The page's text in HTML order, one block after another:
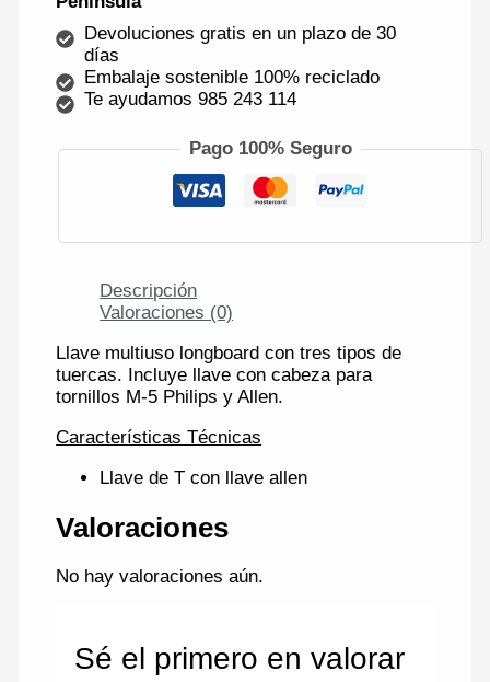
Devoluciones gratis en un plazo de 30
días
Embalaje sostenible 100% reciclado
Te ayudamos 985 243 114
Pago 100% Seguro
Descripción
Valoraciones (0)
Llave multiuso longboard con tres tipos de
tuercas. Incluye llave con cabeza para
tornillos M-5 Philips y Allen.
Características Técnicas
Llave de T con llave allen
Valoraciones
No hay valoraciones aún.
Sé el primero en valorar